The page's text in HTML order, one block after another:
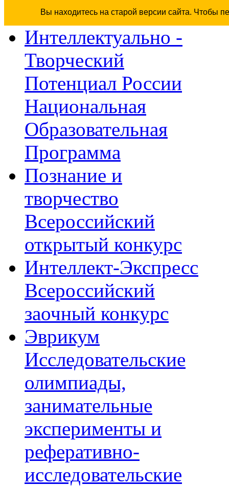
Вы находитесь на старой версии сайта. Чтобы
Интеллектуально -
Творческий
Потенциал России
Национальная
Образовательная
Программа
Познание и
творчество
Всероссийский
открытый конкурс
Интеллект-Экспресс
Всероссийский
заочный конкурс
Эврикум
Исследовательские
олимпиады,
занимательные
эксперименты и
реферативно-
исследовательские